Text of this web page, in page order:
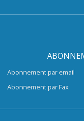
Abonnement par email
Abonnement par Fax